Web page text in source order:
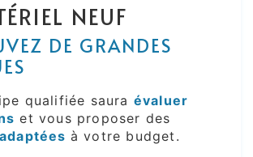
NEUF
DE GRANDES
qualifiée saura évaluer
et vous proposer des
à votre budget.